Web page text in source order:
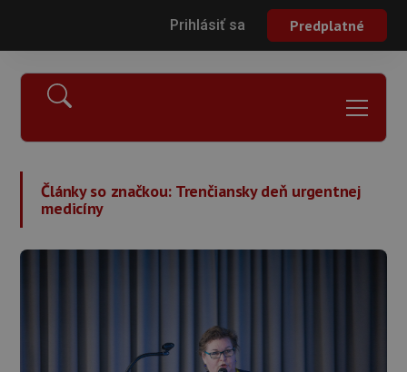
Prihlásiť sa Predplatné
Články so značkou: Trenčiansky deň urgentnej
medicíny